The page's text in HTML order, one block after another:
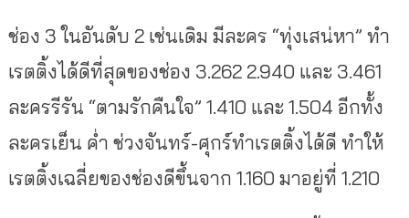
ช่อง 3 ในอันดับ 2 เช่นเดิม มีละคร “ทุ่งเสน่หา” ทำ
เรตติ้งได้ดีที่สุดของช่อง 3.262 2.940 และ 3.461
ละครรีรัน “ตามรักคืนใจ” 1.410 และ 1.504 อีกทั้ง
ละครเย็น ค่ำ ช่วงจันทร์-ศุกร์ทำเรตติ้งได้ดี ทำให้
เรตติ้งเฉลี่ยของช่องดีขึ้นจาก 1.160 มาอยู่ที่ 1.210